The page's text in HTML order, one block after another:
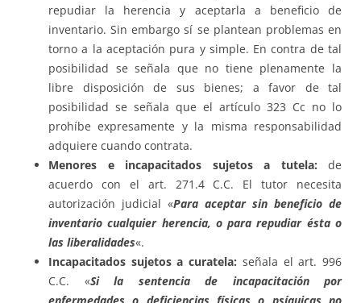
repudiar la herencia y aceptarla a beneficio de
inventario. Sin embargo sí se plantean problemas en
torno a la aceptación pura y simple. En contra de tal
posibilidad se señala que no tiene plenamente la
libre disposición de sus bienes; a favor de tal
posibilidad se señala que el artículo 323 Cc no lo
prohíbe expresamente y la misma responsabilidad
adquiere cuando contrata.
Menores e incapacitados sujetos a tutela: de
acuerdo con el art. 271.4 C.C. El tutor necesita
autorización judicial «Para aceptar sin beneficio de
inventario cualquier herencia, o para repudiar ésta o
las liberalidades«.
Incapacitados sujetos a curatela: señala el art. 996
C.C. «Si la sentencia de incapacitación por